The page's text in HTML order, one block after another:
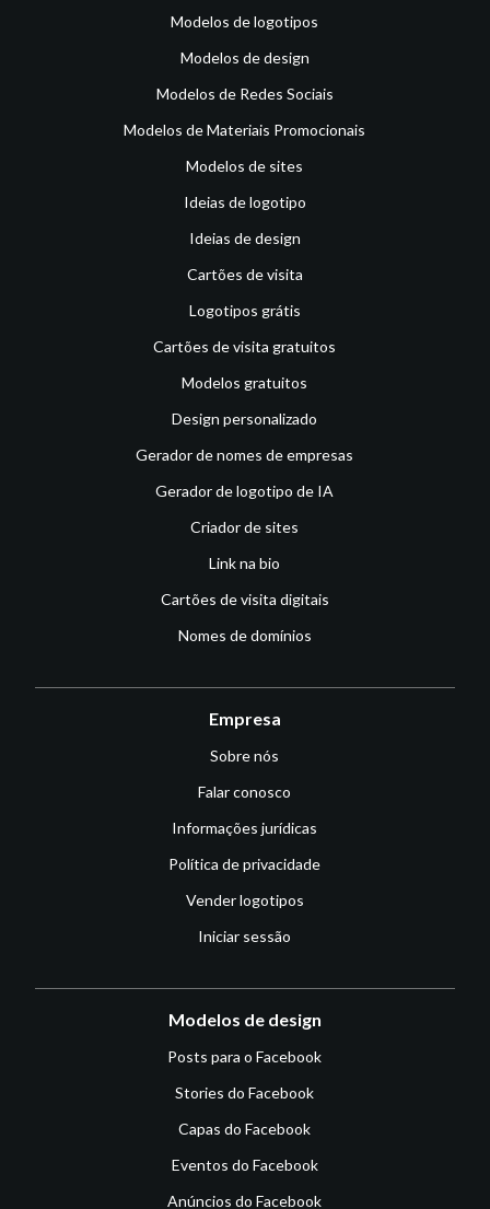
Modelos de logotipos
Modelos de design
Modelos de Redes Sociais
Modelos de Materiais Promocionais
Modelos de sites
Ideias de logotipo
Ideias de design
Cartões de visita
Logotipos grátis
Cartões de visita gratuitos
Modelos gratuitos
Design personalizado
Gerador de nomes de empresas
Gerador de logotipo de IA
Criador de sites
Link na bio
Cartões de visita digitais
Nomes de domínios
Empresa
Sobre nós
Falar conosco
Informações jurídicas
Política de privacidade
Vender logotipos
Iniciar sessão
Modelos de design
Posts para o Facebook
Stories do Facebook
Capas do Facebook
Eventos do Facebook
Anúncios do Facebook